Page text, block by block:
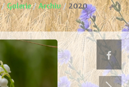
Galerie Archiv 2020